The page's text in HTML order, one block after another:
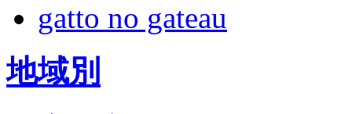
gatto no gateau
地域別